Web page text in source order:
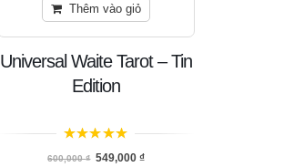
Thêm vào giỏ
Universal Waite Tarot – Tin
Edition
trên 5
600,000₫ 549,000 ₫